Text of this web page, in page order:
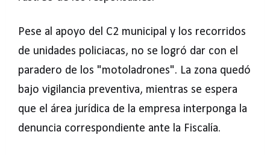
Pese al apoyo del C2 municipal y los recorridos
de unidades policiacas, no se logró dar con el
paradero de los "motoladrones". La zona quedó
bajo vigilancia preventiva, mientras se espera
que el área jurídica de la empresa interponga la
denuncia correspondiente ante la Fiscalía.